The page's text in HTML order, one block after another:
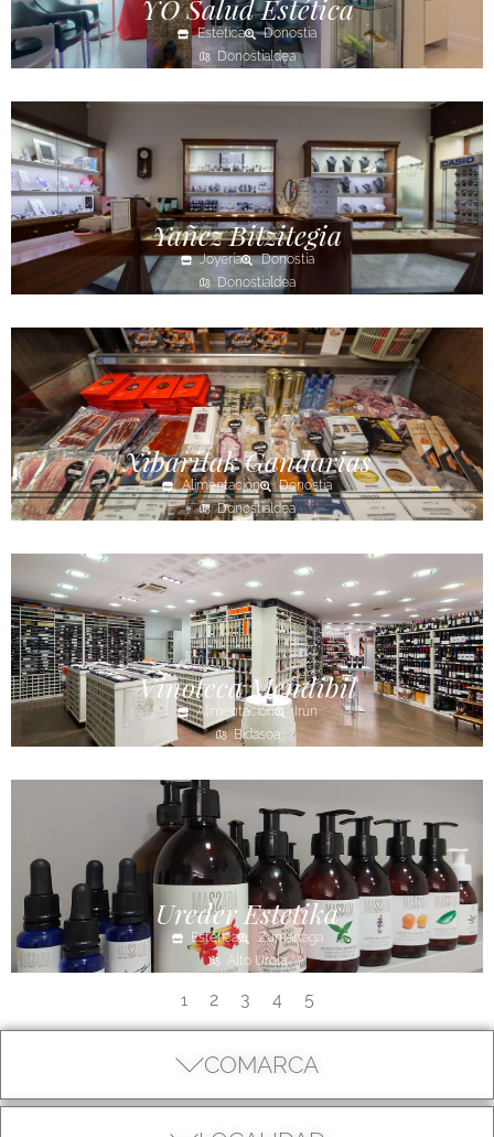
COMARCA
YO Salud Estética
Estética
Donostia
Donostialdea
Yañez Bitzitegia
Joyería
Donostia
Donostialdea
Xibaritak Gandarias
Alimentación
Donostia
Donostialdea
Vinoteca Mendibil
Alimentación
Irún
Bidasoa
Ureder Estetika
Estética
Zumarraga
Alto Urola
1 2 3 4 5